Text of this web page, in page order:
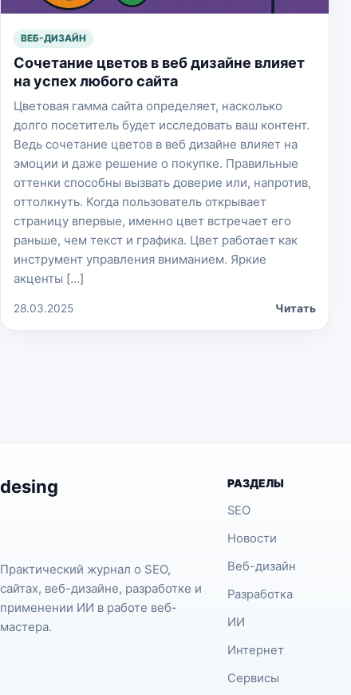
ВЕБ-ДИЗАЙН
Сочетание цветов в веб дизайне влияет
на успех любого сайта
Цветовая гамма сайта определяет, насколько
долго посетитель будет исследовать ваш контент.
Ведь сочетание цветов в веб дизайне влияет на
эмоции и даже решение о покупке. Правильные
оттенки способны вызвать доверие или, напротив,
оттолкнуть. Когда пользователь открывает
страницу впервые, именно цвет встречает его
раньше, чем текст и графика. Цвет работает как
инструмент управления вниманием. Яркие
акценты […]
28.03.2025 Читать
desing
Практический журнал о SEO,
сайтах, веб-дизайне, разработке и
применении ИИ в работе веб-
мастера.
РАЗДЕЛЫ
SEO
Новости
Веб-дизайн
Разработка
ИИ
Интернет
Сервисы